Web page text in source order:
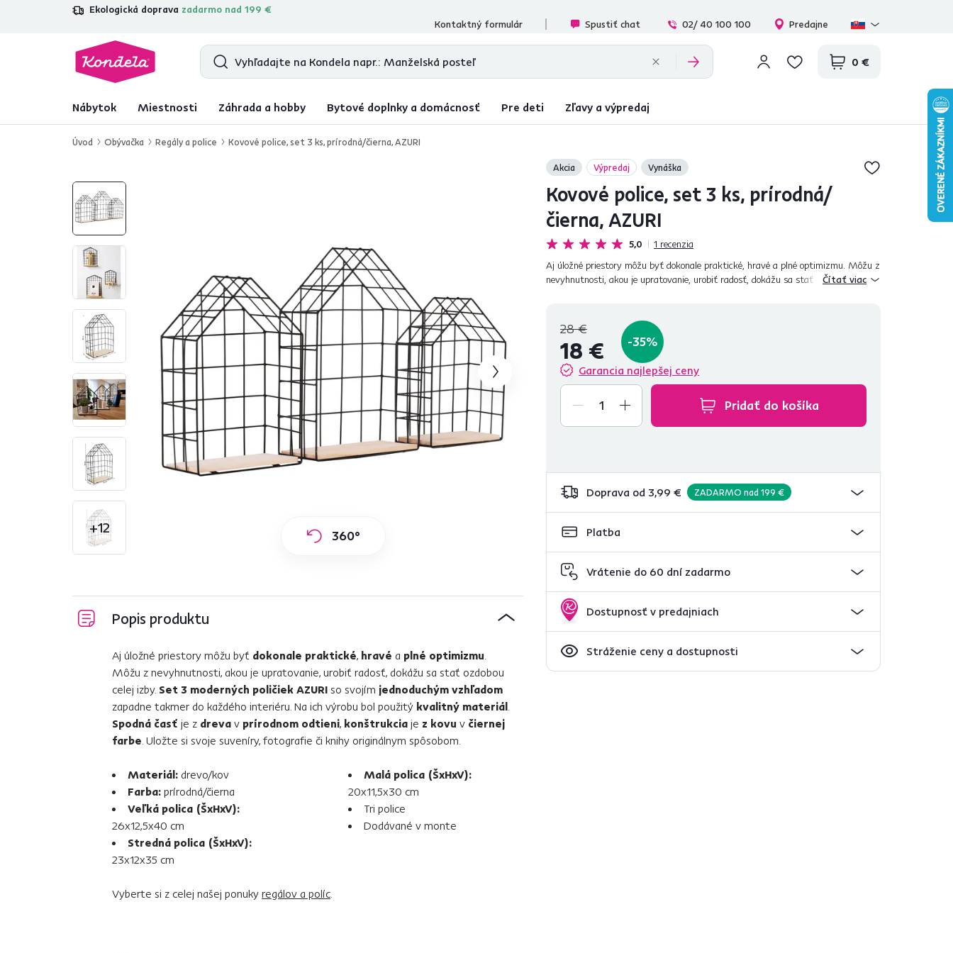
Ekologická doprava zadarmo nad 199 €
4,7 31 157overených produktových recenzií
Kontaktný formulár
Spustiť chat 02/ 40 100 100 Predajne
0 €
Nábytok Miestnosti Záhrada a hobby Bytové doplnky a domácnosť Pre deti Zľavy a výpredaj
Úvod Obývačka Regály a police Kovové police, set 3 ks, prírodná/čierna, AZURI
+12 360°
Akcia Výpredaj Vynáška
Kovové police, set 3 ks, prírodná/
čierna, AZURI
5,0 1 recenzia
Aj úložné priestory môžu byť dokonale praktické, hravé a plné optimizmu. Môžu z
nevyhnutnosti, akou je upratovanie, urobiť radosť, dokážu sa stať ozdobou celej
Čítať viac
28 €
18 € -35%
Garancia najlepšej ceny
Pridať do košíka
Doprava od 3,99 € ZADARMO nad 199 €
Platba
Vrátenie do 60 dní zadarmo
Dostupnosť v predajniach
Stráženie ceny a dostupnosti
Popis produktu
Aj úložné priestory môžu byť dokonale praktické, hravé a plné optimizmu
Môžu z nevyhnutnosti, akou je upratovanie, urobiť radosť, dokážu sa stať ozdobou
celej izby. Set 3 moderných poličiek AZURI so svojím jednoduchým vzhľadom
zapadne takmer do každého interiéru. Na ich výrobu bol použitý kvalitný materiál
Spodná časť je z dreva v prírodnom odtieni, konštrukcia je z kovu v čiernej
farbe . Uložte si svoje suveníry, fotografie či knihy originálnym spôsobom.
Materiál: drevo/kov
Farba: prírodná/čierna
Veľká polica (ŠxHxV):
26x12,5x40 cm
Stredná polica (ŠxHxV):
23x12x35 cm
Malá polica (ŠxHxV):
20x11,5x30 cm
Tri police
Dodávané v monte
Vyberte si z celej našej ponuky regálov a políc